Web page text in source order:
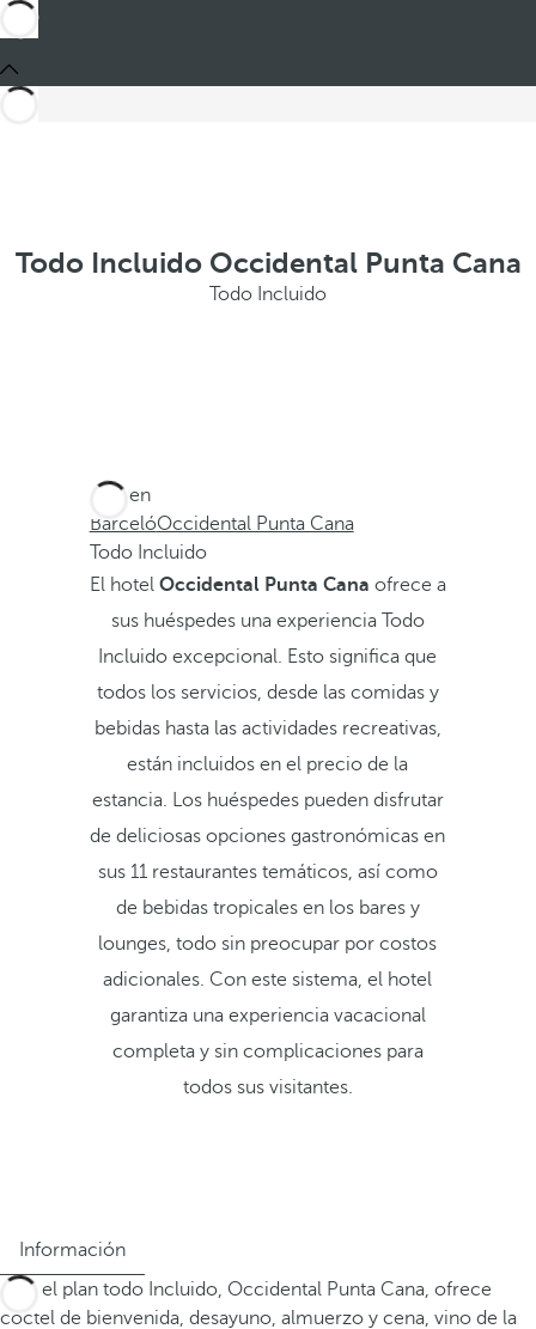
Todo Incluido Occidental Punta Cana
Todo Incluido
Está en
BarcelóOccidental Punta Cana
Todo Incluido
El hotel Occidental Punta Cana ofrece a
sus huéspedes una experiencia Todo
Incluido excepcional. Esto significa que
todos los servicios, desde las comidas y
bebidas hasta las actividades recreativas,
están incluidos en el precio de la
estancia. Los huéspedes pueden disfrutar
de deliciosas opciones gastronómicas en
sus 11 restaurantes temáticos, así como
de bebidas tropicales en los bares y
lounges, todo sin preocupar por costos
adicionales. Con este sistema, el hotel
garantiza una experiencia vacacional
completa y sin complicaciones para
todos sus visitantes.
Información
Con el plan todo Incluido, Occidental Punta Cana, ofrece
coctel de bienvenida, desayuno, almuerzo y cena, vino de la